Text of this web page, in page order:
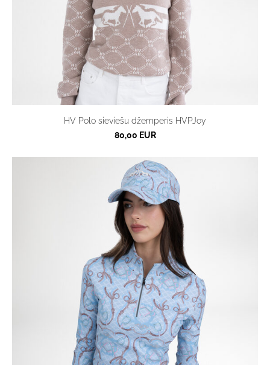
HV Polo sieviešu džemperis HVPJoy
80,00 EUR